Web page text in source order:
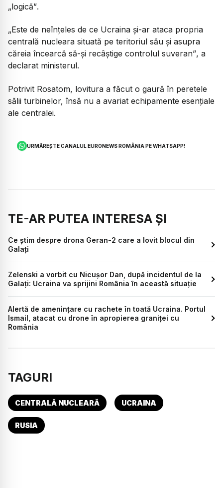
„logică”.
„Este de neînțeles de ce Ucraina și-ar ataca propria
centrală nucleara situată pe teritoriul său și asupra
căreia încearcă să-și recâștige controlul suveran”, a
declarat ministerul.
Potrivit Rosatom, lovitura a făcut o gaură în peretele
sălii turbinelor, însă nu a avariat echipamente esențiale
ale centralei.
URMĂREȘTE CANALUL EURONEWS ROMÂNIA PE WHATSAPP!
TE-AR PUTEA INTERESA ȘI
Ce știm despre drona Geran-2 care a lovit blocul din
Galați
Zelenski a vorbit cu Nicușor Dan, după incidentul de la
Galați: Ucraina va sprijini România în această situație
Alertă de amenințare cu rachete în toată Ucraina. Portul
Ismail, atacat cu drone în apropierea graniței cu
România
TAGURI
CENTRALĂ NUCLEARĂ UCRAINA
RUSIA